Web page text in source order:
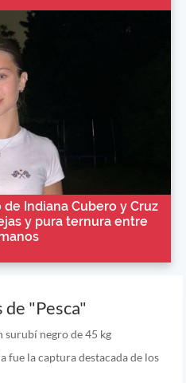
Indiana Cubero y Cruz
y pura ternura entre
"Pesca"
surubí negro de 45 kg
fue la captura destacada de los